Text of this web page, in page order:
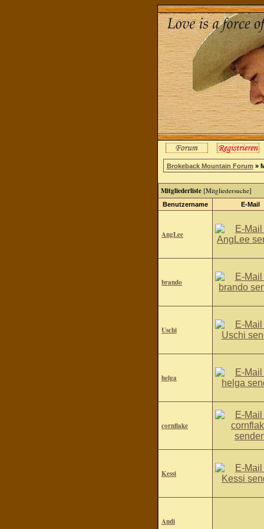
Brokeback Mountain Forum »
Mitgliederliste [Mitgliedersuche]
Benutzername E-Mail
AngLee
brando
Uschi
helga
cornflake
Kessi
Andi